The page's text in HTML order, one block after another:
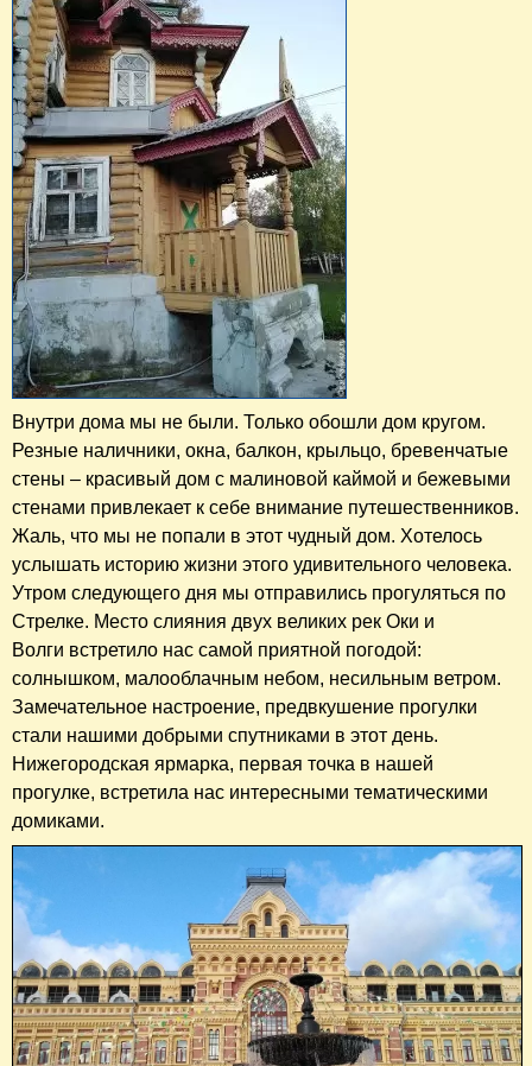
Внутри дома мы не были. Только обошли дом кругом.
Резные наличники, окна, балкон, крыльцо, бревенчатые
стены – красивый дом с малиновой каймой и бежевыми
стенами привлекает к себе внимание путешественников.
Жаль, что мы не попали в этот чудный дом. Хотелось
услышать историю жизни этого удивительного человека.
Утром следующего дня мы отправились прогуляться по
Стрелке. Место слияния двух великих рек Оки и
Волги встретило нас самой приятной погодой:
солнышком, малооблачным небом, несильным ветром.
Замечательное настроение, предвкушение прогулки
стали нашими добрыми спутниками в этот день.
Нижегородская ярмарка, первая точка в нашей
прогулке, встретила нас интересными тематическими
домиками.